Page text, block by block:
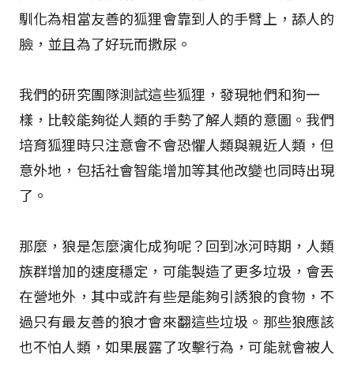
馴化為相當友善的狐狸會靠到人的手臂上，舔人的
臉，並且為了好玩而撒尿。
我們的研究團隊測試這些狐狸，發現牠們和狗一
樣，比較能夠從人類的手勢了解人類的意圖。我們
培育狐狸時只注意會不會恐懼人類與親近人類，但
意外地，包括社會智能增加等其他改變也同時出現
了。
那麼，狼是怎麼演化成狗呢？回到冰河時期，人類
族群增加的速度穩定，可能製造了更多垃圾，會丟
在營地外，其中或許有些是能夠引誘狼的食物，不
過只有最友善的狼才會來翻這些垃圾。那些狼應該
也不怕人類，如果展露了攻擊行為，可能就會被人